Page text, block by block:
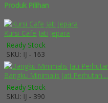
Produk Pilihan
Kursi Cafe Jati Jepara
Ready Stock
SKU: IJ - 163
Bangku Minimalis Jati Perhutan....
Ready Stock
SKU: IJ - 390